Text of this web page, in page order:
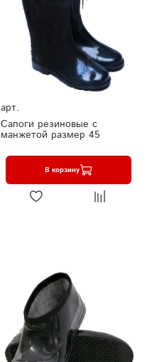
арт.
Сапоги резиновые с
манжетой размер 45
В корзину